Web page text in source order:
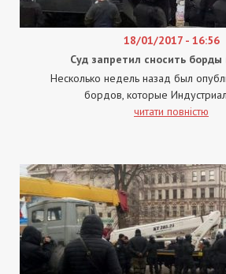
18/01/2017 - 16:56
Суд запретил сносить
Несколько недель назад был
бордов, которые
читати повністю